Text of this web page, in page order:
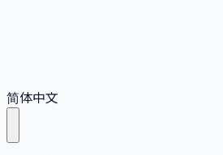
简体中文